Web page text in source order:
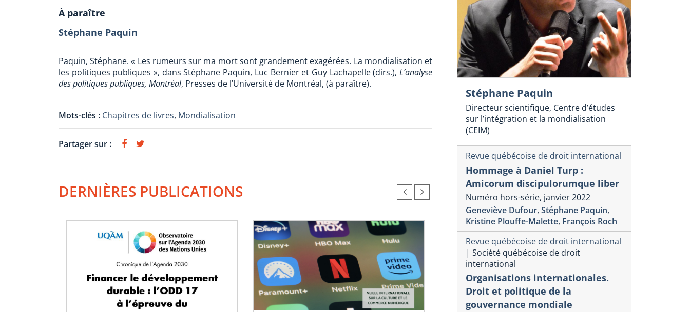
À paraître
Stéphane Paquin
Paquin, Stéphane. « Les rumeurs sur ma mort sont grandement exagérées. La mondialisation et
les politiques publiques », dans Stéphane Paquin, Luc Bernier et Guy Lachapelle (dirs.), L’analyse
des politiques publiques, Montréal, Presses de l’Université de Montréal, (à paraître).
Mots-clés : Chapitres de livres, Mondialisation
Partager sur :
DERNIÈRES PUBLICATIONS
Stéphane Paquin
Directeur scientifique, Centre d’études
sur l’intégration et la mondialisation
(CEIM)
Revue québécoise de droit international
Hommage à Daniel Turp :
Amicorum discipulorumque liber
Numéro hors-série, janvier 2022
Geneviève Dufour, Stéphane Paquin,
Kristine Plouffe-Malette, François Roch
Revue québécoise de droit international
| Société québécoise de droit
international
Organisations internationales.
Droit et politique de la
gouvernance mondiale